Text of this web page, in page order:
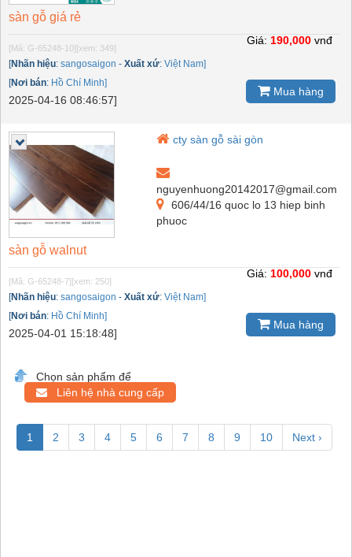
sàn gỗ giá rẻ
[Mã: G-65248-10] [xem: 349]
[Nhãn hiệu: sangosaigon - Xuất xứ: Việt Nam]
[Nơi bán: Hồ Chí Minh]
2025-04-16 08:46:57]
Giá: 190,000 vnđ
Mua hàng
cty sàn gỗ sài gòn
nguyenhuong20142017@gmail.com
606/44/16 quoc lo 13 hiep binh
phuoc
sàn gỗ walnut
[Mã: G-65248-7] [xem: 250]
[Nhãn hiệu: sangosaigon - Xuất xứ: Việt Nam]
[Nơi bán: Hồ Chí Minh]
2025-04-01 15:18:48]
Giá: 100,000 vnđ
Mua hàng
Chọn sản phẩm để
Liên hệ nhà cung cấp
1 2 3 4 5 6 7 8 9 10 Next ›